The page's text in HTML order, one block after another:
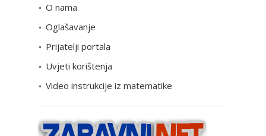
i
j
O nama
Oglašavanje
Prijatelji portala
Uvjeti korištenja
Video instrukcije iz matematike